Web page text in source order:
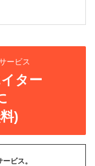
ービス
ター
)
ビス。